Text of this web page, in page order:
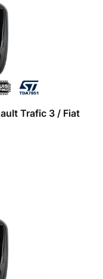
Trafic 3 / Fiat